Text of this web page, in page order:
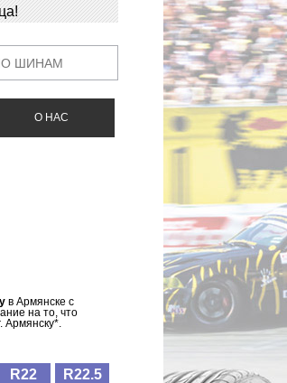
О НАС
в Армянске с
на то, что
Армянску*.
R22
R22.5